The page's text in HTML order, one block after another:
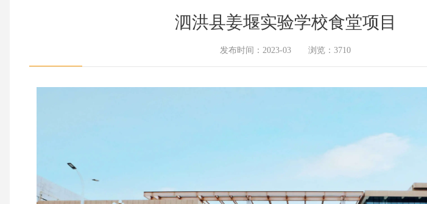
泗洪县姜堰实验学校食堂项目
发布时间：2023-03 浏览：3710